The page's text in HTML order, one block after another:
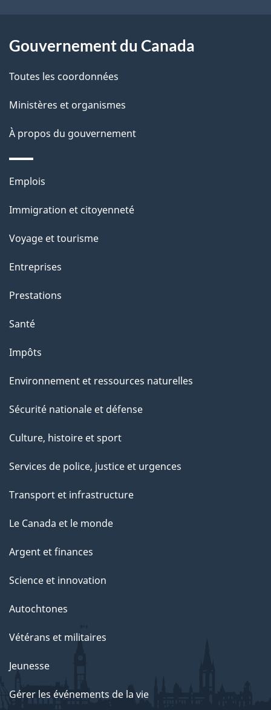
e
p
a
Gouvernement du Canada
Toutes les coordonnées
Ministères et organismes
À propos du gouvernement
Thèmes
sujets
Emplois
Immigration et citoyenneté
Voyage et tourisme
Entreprises
Prestations
Santé
Impôts
Environnement et ressources naturelles
Sécurité nationale et défense
Culture, histoire et sport
Services de police, justice et urgences
Transport et infrastructure
Le Canada et le monde
Argent et finances
Science et innovation
Autochtones
Vétérans et militaires
Jeunesse
Gérer les événements de la vie